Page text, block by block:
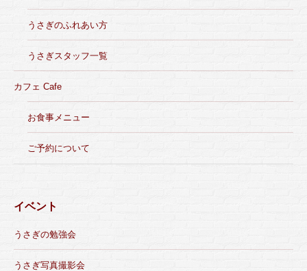
うさぎのふれあい方
うさぎスタッフ一覧
カフェ Cafe
お食事メニュー
ご予約について
イベント
うさぎの勉強会
うさぎ写真撮影会